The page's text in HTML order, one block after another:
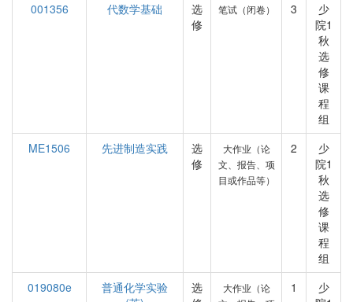
001356
代数学基础
选
修
笔试（闭卷） 3
少
院1
秋
选
修
课
程
组
ME1506
先进制造实践
选
修
大作业（论
文、报告、项
目或作品等）
2
少
院1
秋
选
修
课
程
组
019080e
普通化学实验
选
大作业（论
1
少